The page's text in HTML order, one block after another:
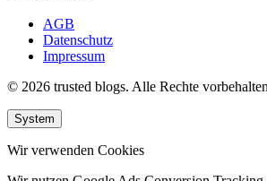
AGB
Datenschutz
Impressum
© 2026 trusted blogs. Alle Rechte
System
Wir verwenden Cookies